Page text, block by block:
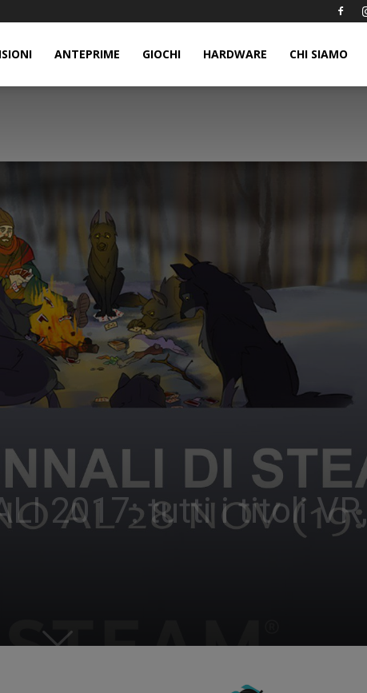
ANTEPRIME GIOCHI HARDWARE CHI SIAMO
2017: tutti i titoli VR,